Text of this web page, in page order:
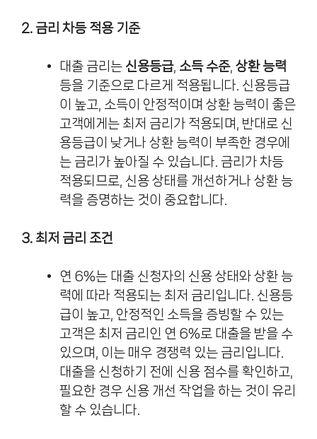
2. 금리 차등 적용 기준
대출 금리는 신용등급, 소득 수준, 상환 능력
등을 기준으로 다르게 적용됩니다. 신용등급
이 높고, 소득이 안정적이며 상환 능력이 좋은
고객에게는 최저 금리가 적용되며, 반대로 신
용등급이 낮거나 상환 능력이 부족한 경우에
는 금리가 높아질 수 있습니다. 금리가 차등
적용되므로, 신용 상태를 개선하거나 상환 능
력을 증명하는 것이 중요합니다.
3. 최저 금리 조건
연 6%는 대출 신청자의 신용 상태와 상환 능
력에 따라 적용되는 최저 금리입니다. 신용등
급이 높고, 안정적인 소득을 증빙할 수 있는
고객은 최저 금리인 연 6%로 대출을 받을 수
있으며, 이는 매우 경쟁력 있는 금리입니다.
대출을 신청하기 전에 신용 점수를 확인하고,
필요한 경우 신용 개선 작업을 하는 것이 유리
할 수 있습니다.